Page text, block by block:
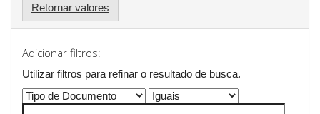
Retornar valores
Adicionar filtros:
Utilizar filtros para refinar o resultado de busca.